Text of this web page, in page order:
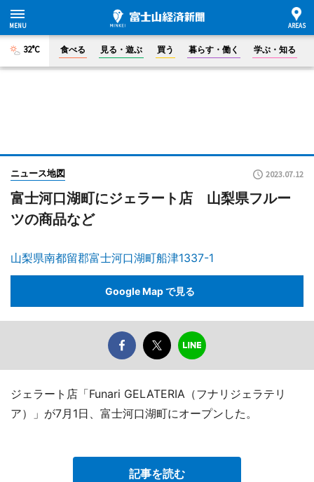
32°C 食べる 見る・遊ぶ 買う 暮らす・働く 学ぶ・知る
ニュース地図 2023.07.12
富士河口湖町にジェラート店 山梨県フルー
ツの商品など
山梨県南都留郡富士河口湖町船津1337-1
Google Map で見る
ジェラート店「Funari GELATERIA（フナリジェラテリ
ア）」が7月1日、富士河口湖町にオープンした。
記事を読む